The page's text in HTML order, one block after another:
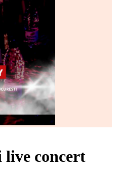
live concert